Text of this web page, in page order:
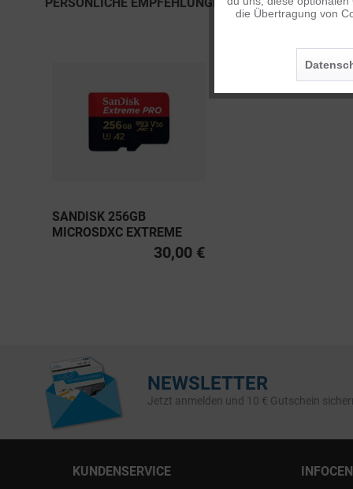
SANDISK 256GB
MICROSDXC EXTREME
PRO UHS-I U3, CLASS 10
30,00 €
NEWSLETTER
Jetzt anmelden und 10 € Gutschein
KUNDENSERVICE
Personalisierung
Service
die Übertragung von